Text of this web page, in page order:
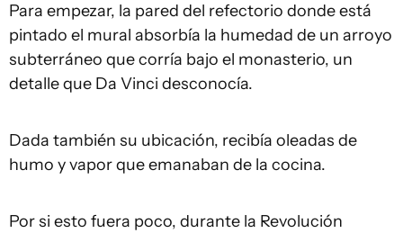
Para empezar, la pared del refectorio donde está
pintado el mural absorbía la humedad de un arroyo
subterráneo que corría bajo el monasterio, un
detalle que Da Vinci desconocía.
Dada también su ubicación, recibía oleadas de
humo y vapor que emanaban de la cocina.
Por si esto fuera poco, durante la Revolución